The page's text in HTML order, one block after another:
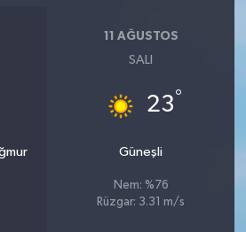
11 AĞUSTOS
SALI
23°
Güneşli
Nem: %76
Rüzgar: 3.31 m/s